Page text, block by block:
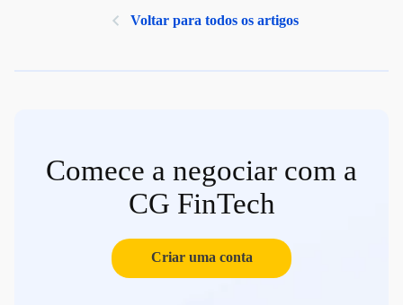
Voltar para todos os artigos
Comece a negociar com a
CG FinTech
Criar uma conta